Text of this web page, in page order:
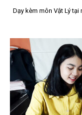
Dạy kèm môn Vật Lý tại